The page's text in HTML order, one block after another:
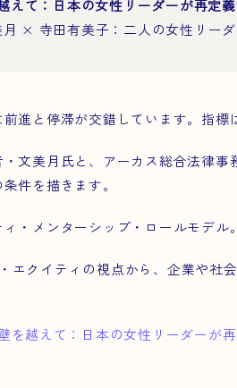
えて：日本の女性リーダーが再定
月 × 寺田有美子：二人の女性リー
進と停滞が交錯しています。指標
文美月氏と、アーカス総合法律
件を描きます。
・メンターシップ・ロールモデル。
エクイティの視点から、企業や社
を越えて：日本の女性リーダーが